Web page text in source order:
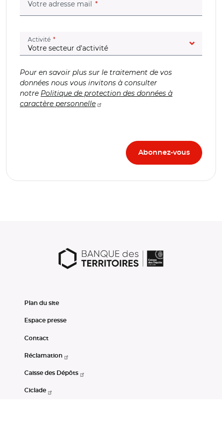
Votre adresse mail (champ obligatoire)
Activité (champ obligatoire)
Pour en savoir plus sur le traitement de vos
données nous vous invitons à consulter
notre Politique de protection des données à
caractère personnelle
Plan du site
Espace presse
Contact
Réclamation
Caisse des Dépôts
Ciclade